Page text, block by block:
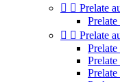
  Prelate
  Prelate